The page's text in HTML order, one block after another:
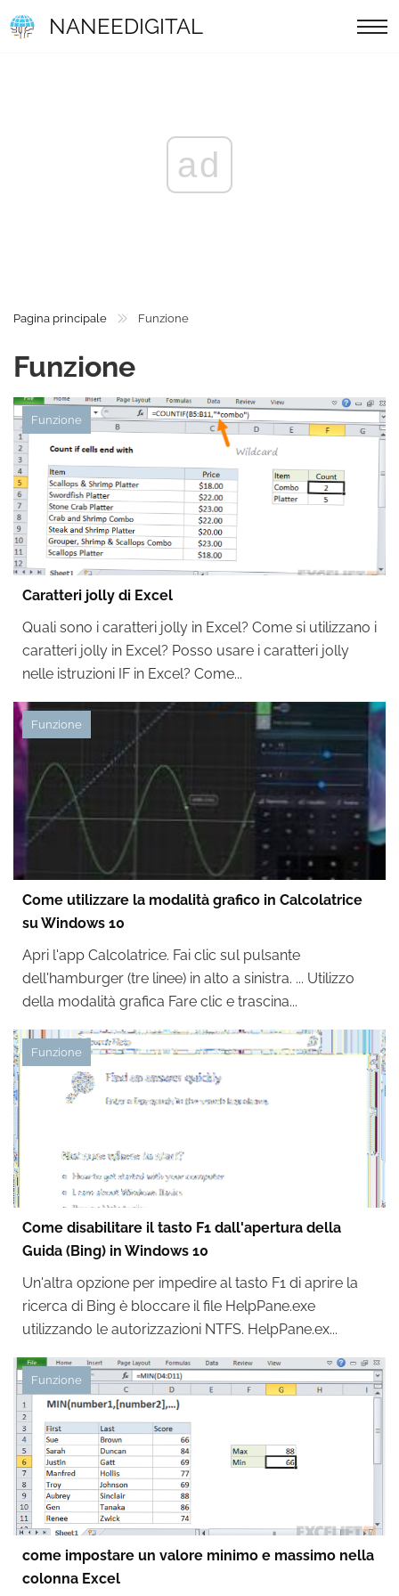
NANEEDIGITAL
ad
Pagina principale Funzione
Funzione
Funzione
Caratteri jolly di Excel
Quali sono i caratteri jolly in Excel? Come si utilizzano i
caratteri jolly in Excel? Posso usare i caratteri jolly
nelle istruzioni IF in Excel? Come...
Funzione
Come utilizzare la modalità grafico in Calcolatrice
su Windows 10
Apri l'app Calcolatrice. Fai clic sul pulsante
dell'hamburger (tre linee) in alto a sinistra. ... Utilizzo
della modalità grafica Fare clic e trascina...
Funzione
Come disabilitare il tasto F1 dall'apertura della
Guida (Bing) in Windows 10
Un'altra opzione per impedire al tasto F1 di aprire la
ricerca di Bing è bloccare il file HelpPane.exe
utilizzando le autorizzazioni NTFS. HelpPane.ex...
Funzione
come impostare un valore minimo e massimo nella
colonna Excel